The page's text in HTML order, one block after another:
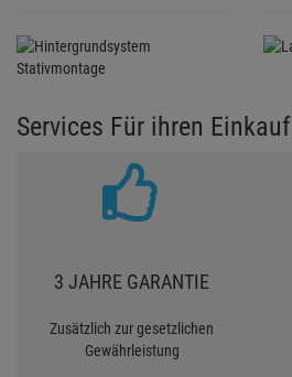
Services Für ihren Einkauf
3 JAHRE GARANTIE
Zusätzlich zur gesetzlichen
Gewährleistung